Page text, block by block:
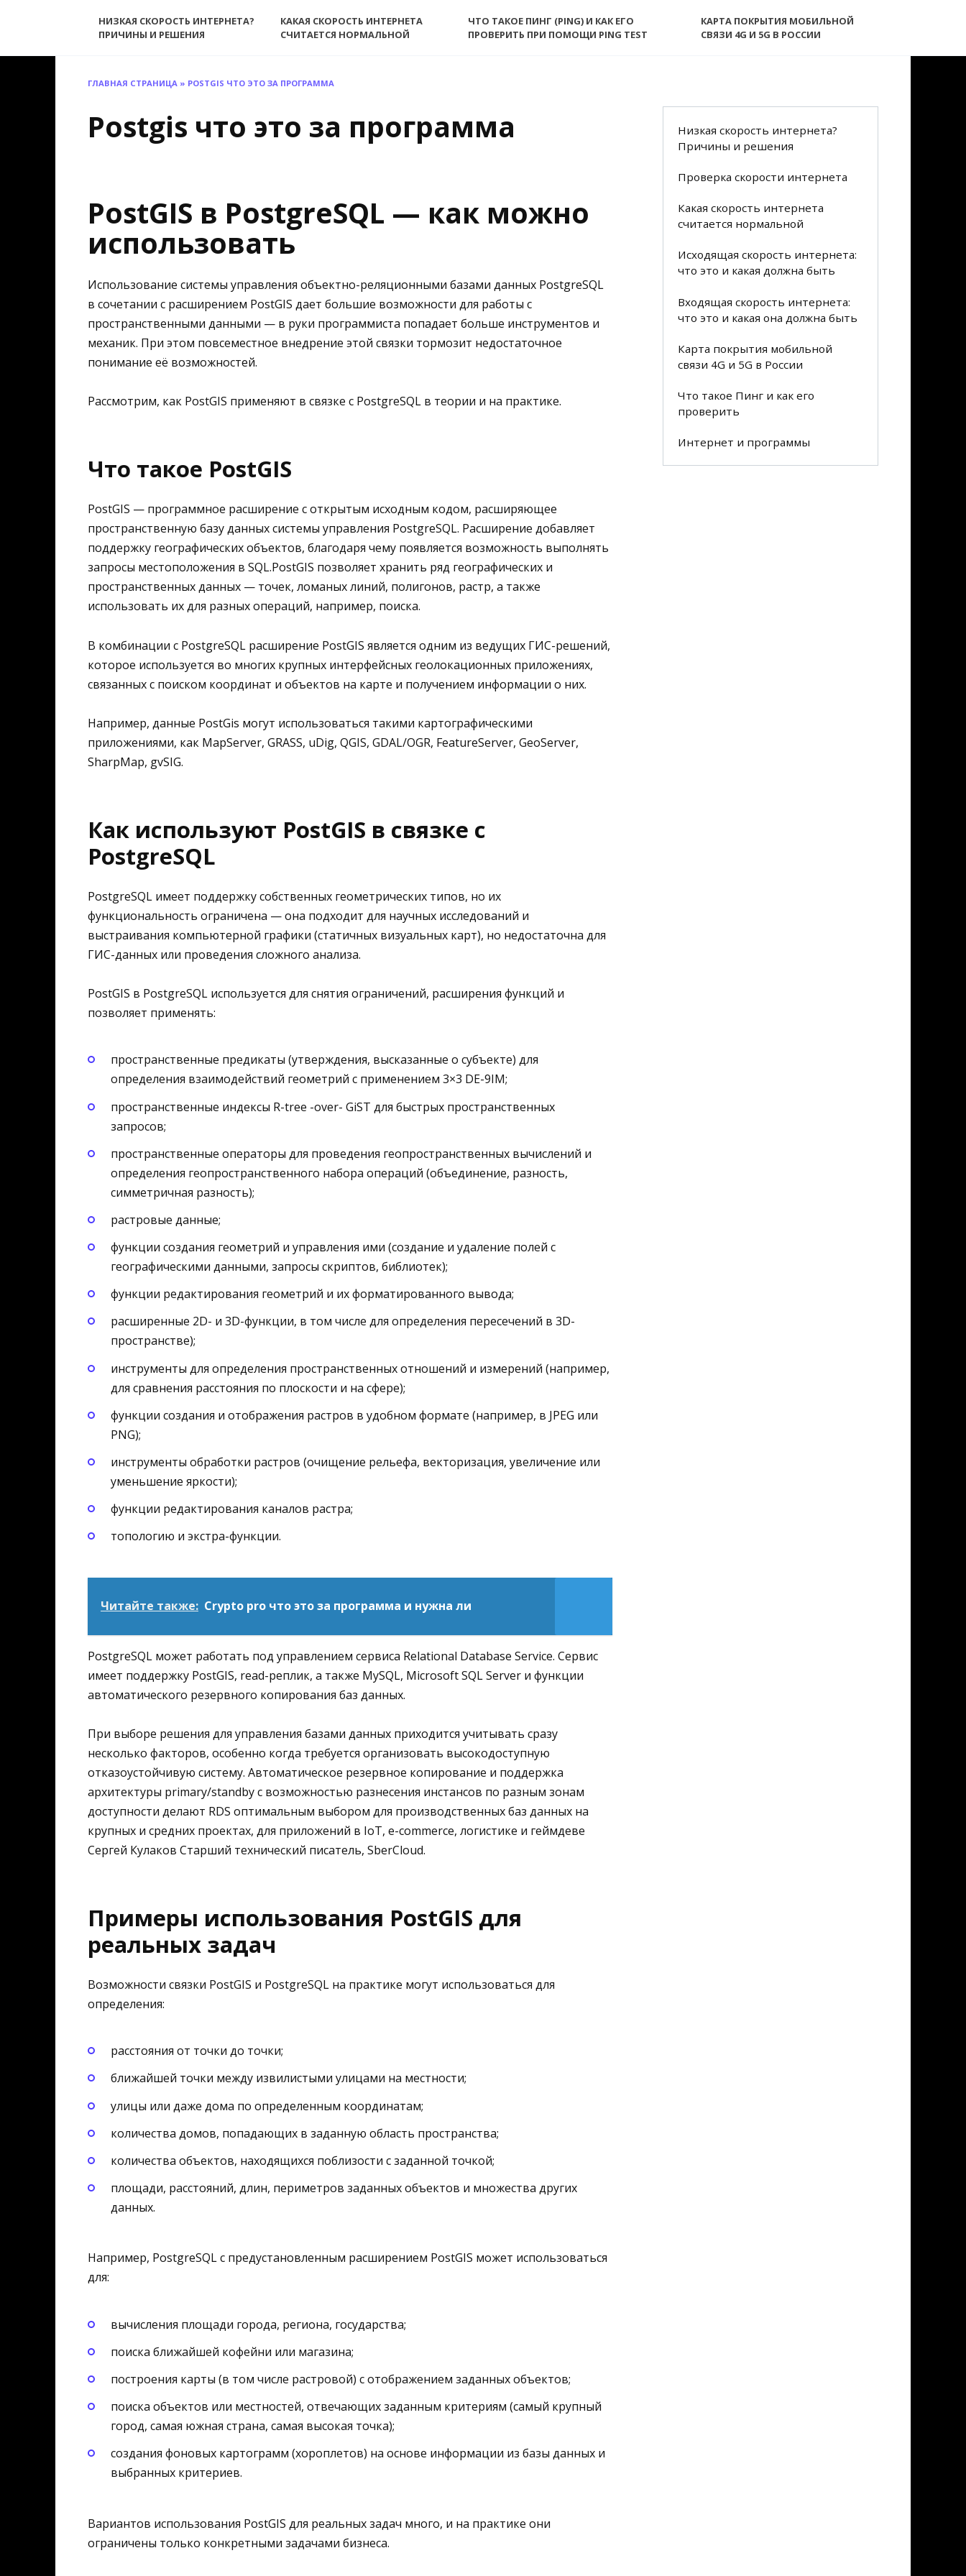
НИЗКАЯ СКОРОСТЬ ИНТЕРНЕТА?
ПРИЧИНЫ И РЕШЕНИЯ
КАКАЯ СКОРОСТЬ ИНТЕРНЕТА
СЧИТАЕТСЯ НОРМАЛЬНОЙ
ЧТО ТАКОЕ ПИНГ (PING) И КАК ЕГО
ПРОВЕРИТЬ ПРИ ПОМОЩИ PING TEST
КАРТА ПОКРЫТИЯ МОБИЛЬНОЙ
СВЯЗИ 4G И 5G В РОССИИ
ГЛАВНАЯ СТРАНИЦА » POSTGIS ЧТО ЭТО ЗА ПРОГРАММА
Postgis что это за программа
PostGIS в PostgreSQL — как можно
использовать
Использование системы управления объектно-реляционными базами данных PostgreSQL
в сочетании с расширением PostGIS дает большие возможности для работы с
пространственными данными — в руки программиста попадает больше инструментов и
механик. При этом повсеместное внедрение этой связки тормозит недостаточное
понимание её возможностей.
Рассмотрим, как PostGIS применяют в связке с PostgreSQL в теории и на практике.
Что такое PostGIS
PostGIS — программное расширение с открытым исходным кодом, расширяющее
пространственную базу данных системы управления PostgreSQL. Расширение добавляет
поддержку географических объектов, благодаря чему появляется возможность выполнять
запросы местоположения в SQL.PostGIS позволяет хранить ряд географических и
пространственных данных — точек, ломаных линий, полигонов, растр, а также
использовать их для разных операций, например, поиска.
В комбинации с PostgreSQL расширение PostGIS является одним из ведущих ГИС-решений,
которое используется во многих крупных интерфейсных геолокационных приложениях,
связанных с поиском координат и объектов на карте и получением информации о них.
Например, данные PostGis могут использоваться такими картографическими
приложениями, как MapServer, GRASS, uDig, QGIS, GDAL/OGR, FeatureServer, GeoServer,
SharpMap, gvSIG.
Как используют PostGIS в связке с
PostgreSQL
PostgreSQL имеет поддержку собственных геометрических типов, но их
функциональность ограничена — она подходит для научных исследований и
выстраивания компьютерной графики (статичных визуальных карт), но недостаточна для
ГИС-данных или проведения сложного анализа.
PostGIS в PostgreSQL используется для снятия ограничений, расширения функций и
позволяет применять:
пространственные предикаты (утверждения, высказанные о субъекте) для
определения взаимодействий геометрий с применением 3×3 DE-9IM;
пространственные индексы R-tree -over- GiST для быстрых пространственных
запросов;
пространственные операторы для проведения геопространственных вычислений и
определения геопространственного набора операций (объединение, разность,
симметричная разность);
растровые данные;
функции создания геометрий и управления ими (создание и удаление полей с
географическими данными, запросы скриптов, библиотек);
функции редактирования геометрий и их форматированного вывода;
расширенные 2D- и 3D-функции, в том числе для определения пересечений в 3D-
пространстве);
инструменты для определения пространственных отношений и измерений (например,
для сравнения расстояния по плоскости и на сфере);
функции создания и отображения растров в удобном формате (например, в JPEG или
PNG);
инструменты обработки растров (очищение рельефа, векторизация, увеличение или
уменьшение яркости);
функции редактирования каналов растра;
топологию и экстра-функции.
Читайте также: Crypto pro что это за программа и нужна ли
PostgreSQL может работать под управлением сервиса Relational Database Service. Сервис
имеет поддержку PostGIS, read-реплик, а также MySQL, Microsoft SQL Server и функции
автоматического резервного копирования баз данных.
При выборе решения для управления базами данных приходится учитывать сразу
несколько факторов, особенно когда требуется организовать высокодоступную
отказоустойчивую систему. Автоматическое резервное копирование и поддержка
архитектуры primary/standby с возможностью разнесения инстансов по разным зонам
доступности делают RDS оптимальным выбором для производственных баз данных на
крупных и средних проектах, для приложений в IoT, e-commerce, логистике и геймдеве
Сергей Кулаков Старший технический писатель, SberCloud.
Примеры использования PostGIS для
реальных задач
Возможности связки PostGIS и PostgreSQL на практике могут использоваться для
определения:
расстояния от точки до точки;
ближайшей точки между извилистыми улицами на местности;
улицы или даже дома по определенным координатам;
количества домов, попадающих в заданную область пространства;
количества объектов, находящихся поблизости с заданной точкой;
площади, расстояний, длин, периметров заданных объектов и множества других
данных.
Например, PostgreSQL с предустановленным расширением PostGIS может использоваться
для:
вычисления площади города, региона, государства;
поиска ближайшей кофейни или магазина;
построения карты (в том числе растровой) с отображением заданных объектов;
поиска объектов или местностей, отвечающих заданным критериям (самый крупный
город, самая южная страна, самая высокая точка);
создания фоновых картограмм (хороплетов) на основе информации из базы данных и
выбранных критериев.
Вариантов использования PostGIS для реальных задач много, и на практике они
ограничены только конкретными задачами бизнеса.
Низкая скорость интернета?
Причины и решения
Проверка скорости интернета
Какая скорость интернета
считается нормальной
Исходящая скорость интернета:
что это и какая должна быть
Входящая скорость интернета:
что это и какая она должна быть
Карта покрытия мобильной
связи 4G и 5G в России
Что такое Пинг и как его
проверить
Интернет и программы